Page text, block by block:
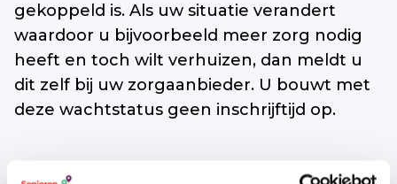
gekoppeld is. Als uw situatie verandert
waardoor u bijvoorbeeld meer zorg nodig
heeft en toch wilt verhuizen, dan meldt u
dit zelf bij uw zorgaanbieder. U bouwt met
deze wachtstatus geen inschrijftijd op.